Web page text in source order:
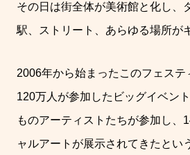
その日は街全体が美術館と化し、
駅、ストリート、あらゆる場所が
2006年から始まったこのフェステ
120万人が参加したビッグイベン
ものアーティストたちが参加し、
ャルアートが展示されてきたとい